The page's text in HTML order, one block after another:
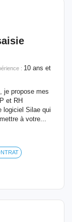
: 10 ans et
je propose mes
et RH
logiciel Silae qui
à votre...